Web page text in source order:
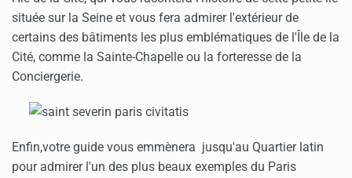
située sur la Seine et vous fera admirer l'extérieur de
certains des bâtiments les plus emblématiques de l'Île de la
Cité, comme la Sainte-Chapelle ou la forteresse de la
Conciergerie.
Enfin,votre guide vous emmènera jusqu'au Quartier latin
pour admirer l'un des plus beaux exemples du Paris